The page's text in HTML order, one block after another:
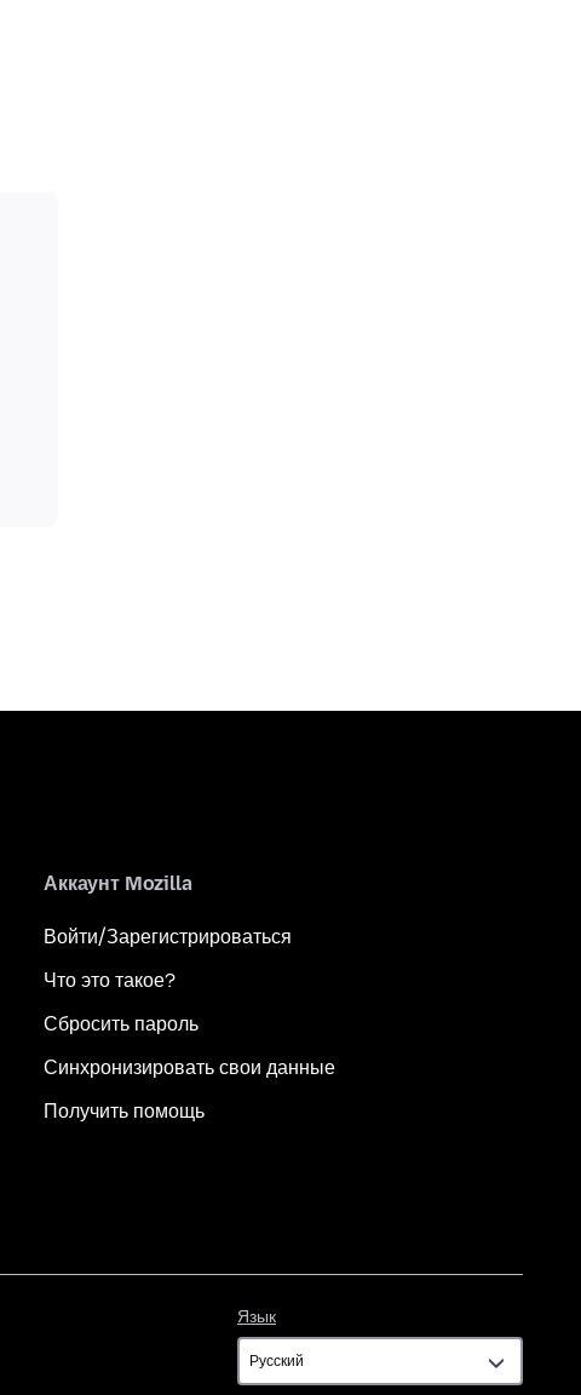
Аккаунт Mozilla
Войти/Зарегистрироваться
Что это такое?
Сбросить пароль
Синхронизировать свои данные
Получить помощь
Язык